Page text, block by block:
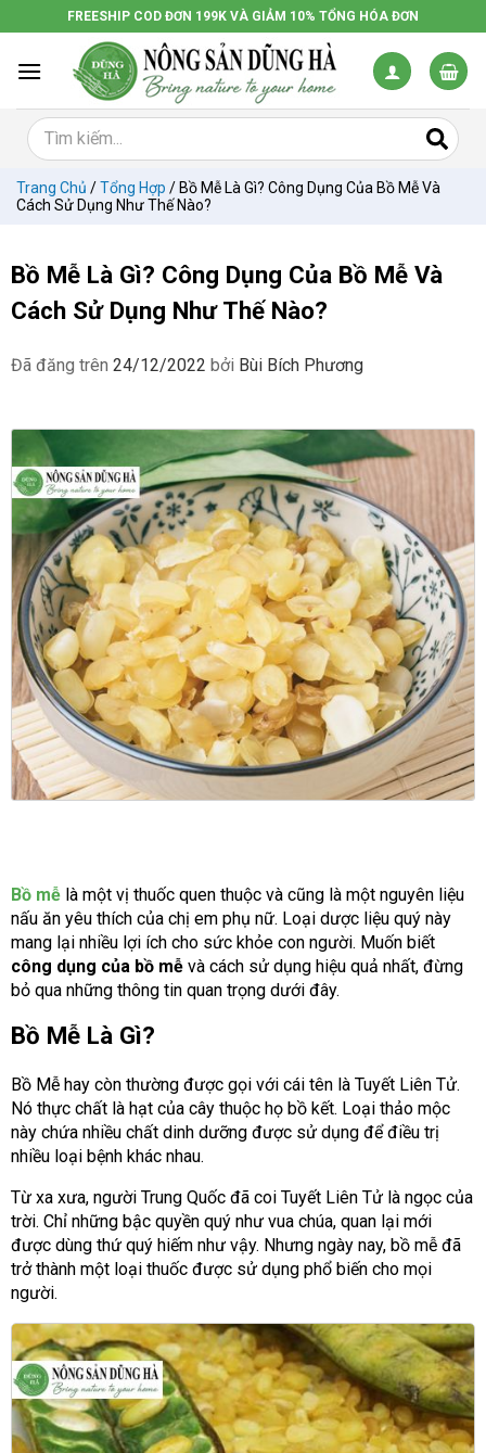
đến
dung
FREESHIP COD ĐƠN 199K VÀ GIẢM 10% TỔNG HÓA ĐƠN
Trang Chủ /Tổng Hợp / Bồ Mễ Là Gì? Công Dụng Của Bồ Mễ Và
Cách Sử Dụng Như Thế Nào?
Bồ Mễ Là Gì? Công Dụng Của Bồ Mễ Và
Cách Sử Dụng Như Thế Nào?
Đã đăng trên 24/12/2022 bởi Bùi Bích Phương
Bồ mễ là một vị thuốc quen thuộc và cũng là một nguyên liệu
nấu ăn yêu thích của chị em phụ nữ. Loại dược liệu quý này
mang lại nhiều lợi ích cho sức khỏe con người. Muốn biết
công dụng của bồ mễ và cách sử dụng hiệu quả nhất, đừng
bỏ qua những thông tin quan trọng dưới đây.
Bồ Mễ Là Gì?
Bồ Mễ hay còn thường được gọi với cái tên là Tuyết Liên Tử.
Nó thực chất là hạt của cây thuộc họ bồ kết. Loại thảo mộc
này chứa nhiều chất dinh dưỡng được sử dụng để điều trị
nhiều loại bệnh khác nhau.
Từ xa xưa, người Trung Quốc đã coi Tuyết Liên Tử là ngọc của
trời. Chỉ những bậc quyền quý như vua chúa, quan lại mới
được dùng thứ quý hiếm như vậy. Nhưng ngày nay, bồ mễ đã
trở thành một loại thuốc được sử dụng phổ biến cho mọi
người.